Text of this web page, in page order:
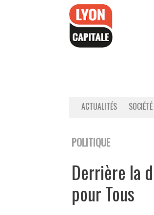
ACTUALITÉS SOCIÉTÉ
POLITIQUE
Derrière la
pour Tous